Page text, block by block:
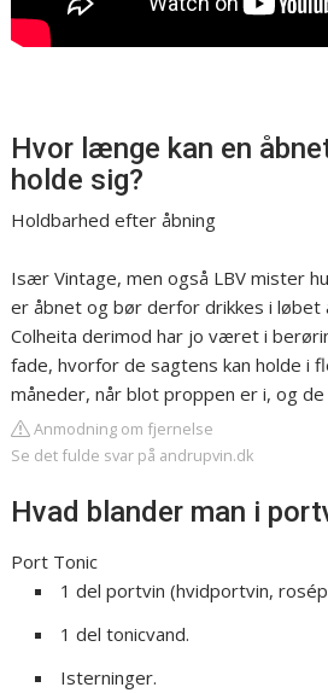
Hvor længe kan en
holde sig?
Holdbarhed efter åbning
Især Vintage, men også LBV mister
er åbnet og bør derfor drikkes i løbet
Colheita derimod har jo været i
fade, hvorfor de sagtens kan holde i
måneder, når blot proppen er i, og de
Anmodning om fjernelse
Se det fulde svar på andrupvin.dk
Hvad blander man i
Port Tonic
1 del portvin (hvidportvin,
1 del tonicvand.
Isterninger.